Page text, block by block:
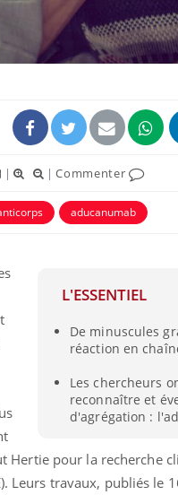
| |Commenter
aducanumab
L'ESSENTIEL
De minuscules
réaction en
Les chercheurs
reconnaître et
d'agrégation :
Hertie pour la recherche
Leurs travaux, publiés le